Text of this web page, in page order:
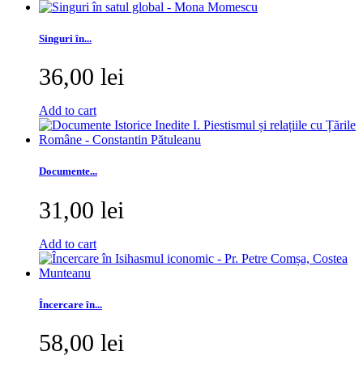
Singuri în...
36,00 lei
Add to cart
Documente...
31,00 lei
Add to cart
Încercare în...
58,00 lei